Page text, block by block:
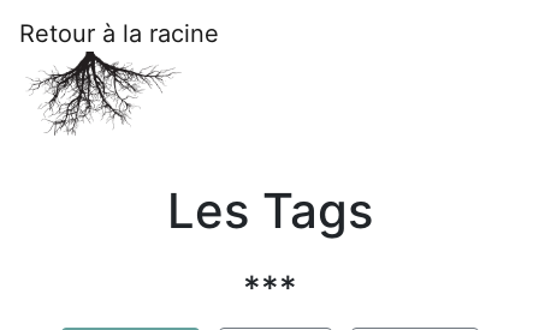
Retour à la racine
Les Tags
***